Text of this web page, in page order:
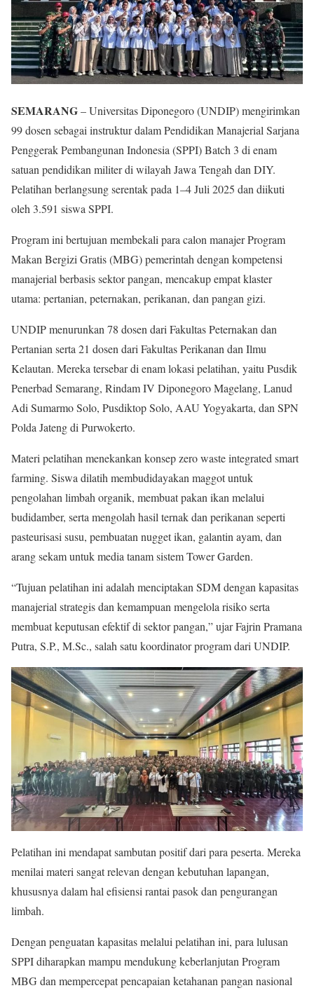
SEMARANG– Universitas Diponegoro (UNDIP) mengirimkan
99 dosen sebagai instruktur dalam Pendidikan Manajerial Sarjana
Penggerak Pembangunan Indonesia (SPPI) Batch 3 di enam
satuan pendidikan militer di wilayah Jawa Tengah dan DIY.
Pelatihan berlangsung serentak pada 1–4 Juli 2025 dan diikuti
oleh 3.591 siswa SPPI.
Program ini bertujuan membekali para calon manajer Program
Makan Bergizi Gratis (MBG) pemerintah dengan kompetensi
manajerial berbasis sektor pangan, mencakup empat klaster
utama: pertanian, peternakan, perikanan, dan pangan gizi.
UNDIP menurunkan 78 dosen dari Fakultas Peternakan dan
Pertanian serta 21 dosen dari Fakultas Perikanan dan Ilmu
Kelautan. Mereka tersebar di enam lokasi pelatihan, yaitu Pusdik
Penerbad Semarang, Rindam IV Diponegoro Magelang, Lanud
Adi Sumarmo Solo, Pusdiktop Solo, AAU Yogyakarta, dan SPN
Polda Jateng di Purwokerto.
Materi pelatihan menekankan konsep zero waste integrated smart
farming. Siswa dilatih membudidayakan maggot untuk
pengolahan limbah organik, membuat pakan ikan melalui
budidamber, serta mengolah hasil ternak dan perikanan seperti
pasteurisasi susu, pembuatan nugget ikan, galantin ayam, dan
arang sekam untuk media tanam sistem Tower Garden.
“Tujuan pelatihan ini adalah menciptakan SDM dengan kapasitas
manajerial strategis dan kemampuan mengelola risiko serta
membuat keputusan efektif di sektor pangan,” ujar Fajrin Pramana
Putra, S.P., M.Sc., salah satu koordinator program dari UNDIP.
Pelatihan ini mendapat sambutan positif dari para peserta. Mereka
menilai materi sangat relevan dengan kebutuhan lapangan,
khususnya dalam hal efisiensi rantai pasok dan pengurangan
limbah.
Dengan penguatan kapasitas melalui pelatihan ini, para lulusan
SPPI diharapkan mampu mendukung keberlanjutan Program
MBG dan mempercepat pencapaian ketahanan pangan nasional